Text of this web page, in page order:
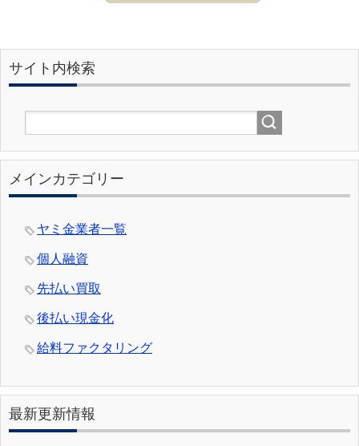
サイト内検索
メインカテゴリー
ヤミ金業者一覧
個人融資
先払い買取
後払い現金化
給料ファクタリング
最新更新情報